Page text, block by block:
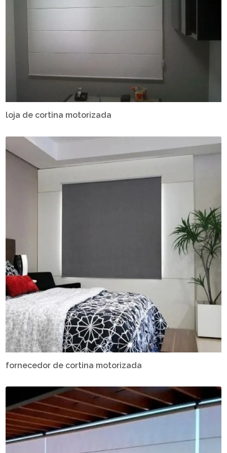
loja de cortina motorizada
fornecedor de cortina motorizada